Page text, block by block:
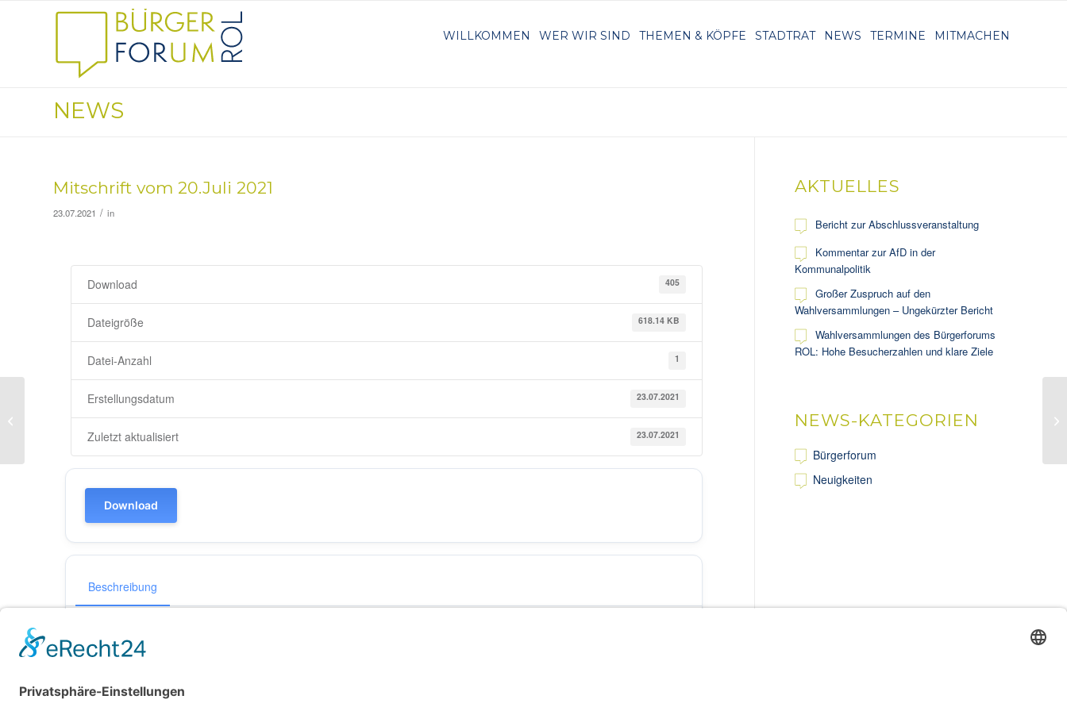
WILLKOMMEN WER WIR SIND THEMEN & KÖPFE STADTRAT NEWS TERMINE MITMACHEN
NEWS
Mitschrift vom 20.Juli 2021
23.07.2021 / in
Download 405
Dateigröße 618.14 KB
Datei-Anzahl 1
Erstellungsdatum 23.07.2021
Zuletzt aktualisiert 23.07.2021
Download
Beschreibung
AKTUELLES
Bericht zur Abschlussveranstaltung
Kommentar zur AfD in der
Kommunalpolitik
Großer Zuspruch auf den
Wahlversammlungen – Ungekürzter Bericht
Wahlversammlungen des Bürgerforums
ROL: Hohe Besucherzahlen und klare Ziele
NEWS-KATEGORIEN
Bürgerforum
Neuigkeiten
Mitschrift vom 08.07.2021